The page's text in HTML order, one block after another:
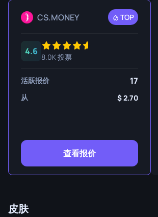
CS.MONEY TOP
4.6
8.0K 投票
活跃报价 17
从 2.70
查看报价
皮肤